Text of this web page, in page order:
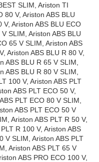
SLIM, Ariston TI
80 V, Ariston ABS BLU
V, Ariston ABS BLU ECO
SLIM, Ariston ABS BLU
65 V SLIM, Ariston ABS
Ariston ABS BLU R 80 V,
ABS BLU R 65 V SLIM,
ABS BLU R 80 V SLIM,
100 V, Ariston ABS PLT
ABS PLT ECO 50 V,
PLT ECO 80 V SLIM,
ABS PLT ECO 50 V
Ariston ABS PLT R 50 V,
R 100 V, Ariston ABS
V SLIM, Ariston ABS PLT
Ariston ABS PLT 65 V
ABS PRO ECO 100 V,